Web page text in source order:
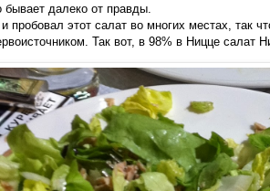
далеко от правды.
пробовал этот салат во многих местах, так
Так вот, в 98% в Ницце салат